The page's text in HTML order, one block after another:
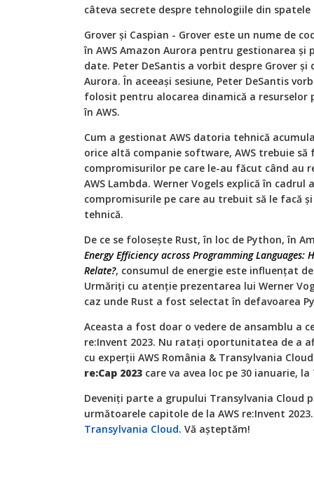
câteva secrete despre tehnologiile din spatele
Grover și Caspian - Grover este un nume de
în AWS Amazon Aurora pentru gestionarea și
date. Peter DeSantis a vorbit despre Grover
Aurora. În aceeași sesiune, Peter DeSantis
folosit pentru alocarea dinamică a resurselor
în AWS.
Cum a gestionat AWS datoria tehnică
orice altă companie software, AWS trebuie
compromisurilor pe care le-au făcut când au
AWS Lambda. Werner Vogels explică în cadrul
compromisurile pe care au trebuit să le facă
tehnică.
De ce se folosește Rust, în loc de Python, în
Energy Efficiency across Programming Languages:
Relate?, consumul de energie este influențat
Urmăriți cu atenție prezentarea lui Werner
caz unde Rust a fost selectat în defavoarea
Aceasta a fost doar o vedere de ansamblu a
re:Invent 2023. Nu ratați oportunitatea de a
cu experții AWS România & Transylvania
re:Cap 2023 care va avea loc pe 30 ianuarie,
Deveniți parte a grupului Transylvania Cloud
următoarele capitole de la AWS re:Invent
Transylvania Cloud. Vă așteptăm!